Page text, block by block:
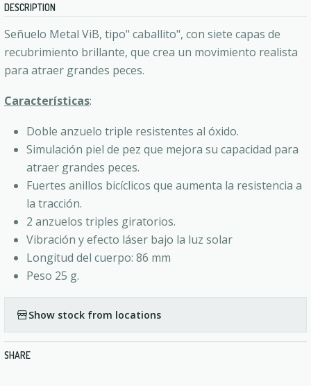
DESCRIPTION
Señuelo Metal ViB, tipo" caballito", con siete capas de
recubrimiento brillante, que crea un movimiento realista
para atraer grandes peces.
Características:
Doble anzuelo triple resistentes al óxido.
Simulación piel de pez que mejora su capacidad para
atraer grandes peces.
Fuertes anillos bicíclicos que aumenta la resistencia a
la tracción.
2 anzuelos triples giratorios.
Vibración y efecto láser bajo la luz solar
Longitud del cuerpo: 86 mm
Peso 25 g.
Show stock from locations
SHARE